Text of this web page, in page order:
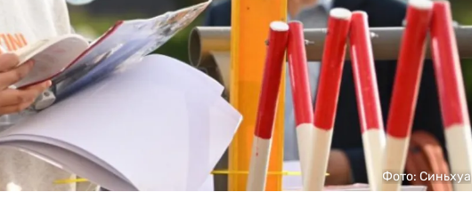
Фото: Синьхуа